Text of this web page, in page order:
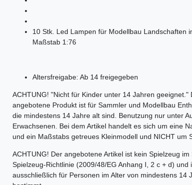
10 Stk. Led Lampen für Modellbau Landschaften
Maßstab 1:76
Altersfreigabe: Ab 14 freigegeben
ACHTUNG! "Nicht für Kinder unter 14 Jahren geeignet."
angebotene Produkt ist für Sammler und Modellbau
die mindestens 14 Jahre alt sind. Benutzung nur unter
Erwachsenen. Bei dem Artikel handelt es sich um eine
und ein Maßstabs getreues Kleinmodell und NICHT um
ACHTUNG! Der angebotene Artikel ist kein Spielzeug im
Spielzeug-Richtlinie (2009/48/EG Anhang I, 2 c + d) und
ausschließlich für Personen im Alter von mindestens 14